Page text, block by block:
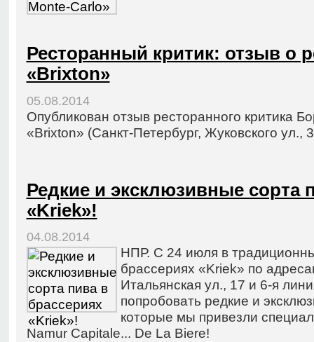
Ресторанный критик: отзыв о
«Brixton»
05.08.2014
Опубликован отзыв ресторанного критика
«Brixton» (Санкт-Петербург, Жуковского ул.,
Редкие и эксклюзивные сорта
«Kriek»!
04.08.2014
НПР. С 24 июля в
брассериях «Kriek» по
Итальянская ул., 17 и 6-я
попробовать редкие и
которые мы привезли
Namur Capitale... De La Biere!